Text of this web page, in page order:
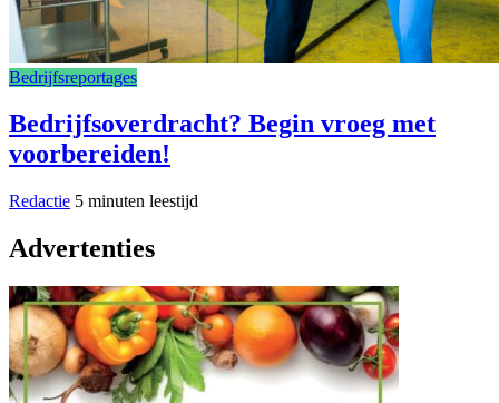
Bedrijfsreportages
Bedrijfsoverdracht? Begin vroeg met
voorbereiden!
Redactie 5 minuten leestijd
Advertenties